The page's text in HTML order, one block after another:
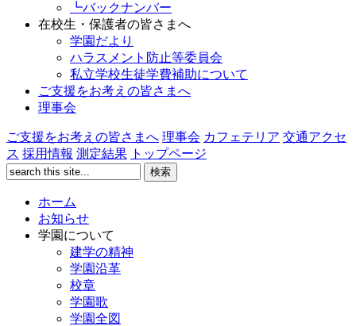
┗バックナンバー
在校生・保護者の皆さまへ
学園だより
ハラスメント防止等委員会
私立学校生徒学費補助について
ご支援をお考えの皆さまへ
理事会
ご支援をお考えの皆さまへ 理事会 カフェテリア 交通アクセ
ス 採用情報 測定結果 トップページ
ホーム
お知らせ
学園について
建学の精神
学園沿革
校章
学園歌
学園全図